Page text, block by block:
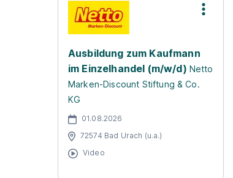
Ausbildung zum Kaufmann
im Einzelhandel (m/w/d) Netto
Marken-Discount Stiftung & Co.
KG
01.08.2026
72574 Bad Urach (u.a.)
Video